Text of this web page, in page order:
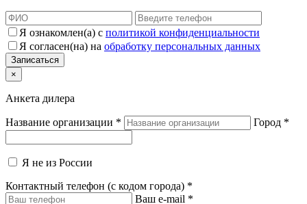
Я ознакомлен(а) с политикой конфиденциальности
Я согласен(на) на обработку персональных данных
×
Анкета дилера
Название организации * Город *
Я не из России
Контактный телефон (с кодом города) *
Ваш e-mail *